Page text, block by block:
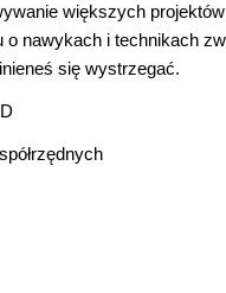
większych
nawykach i technikach
się wystrzegać.